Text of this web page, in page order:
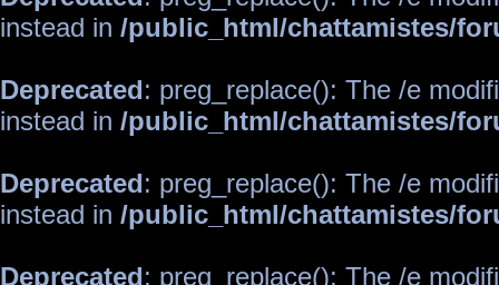
instead in /public_html/chattamistes/
Deprecated: preg_replace(): The /e
instead in /public_html/chattamistes/
Deprecated: preg_replace(): The /e
instead in /public_html/chattamistes/
Deprecated: preg_replace(): The /e